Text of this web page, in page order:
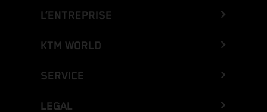
L’ENTREPRISE
KTM WORLD
SERVICE
LEGAL